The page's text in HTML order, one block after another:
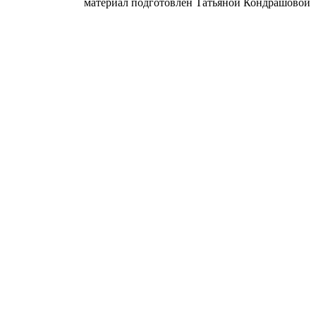
материал подготовлен Татьяной Кондрашовой